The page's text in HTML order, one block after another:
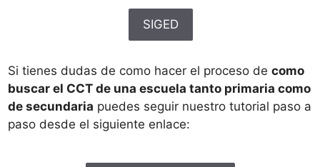
SIGED
Si tienes dudas de como hacer el proceso de como
buscar el CCT de una escuela tanto primaria como
de secundaria puedes seguir nuestro tutorial paso a
paso desde el siguiente enlace: